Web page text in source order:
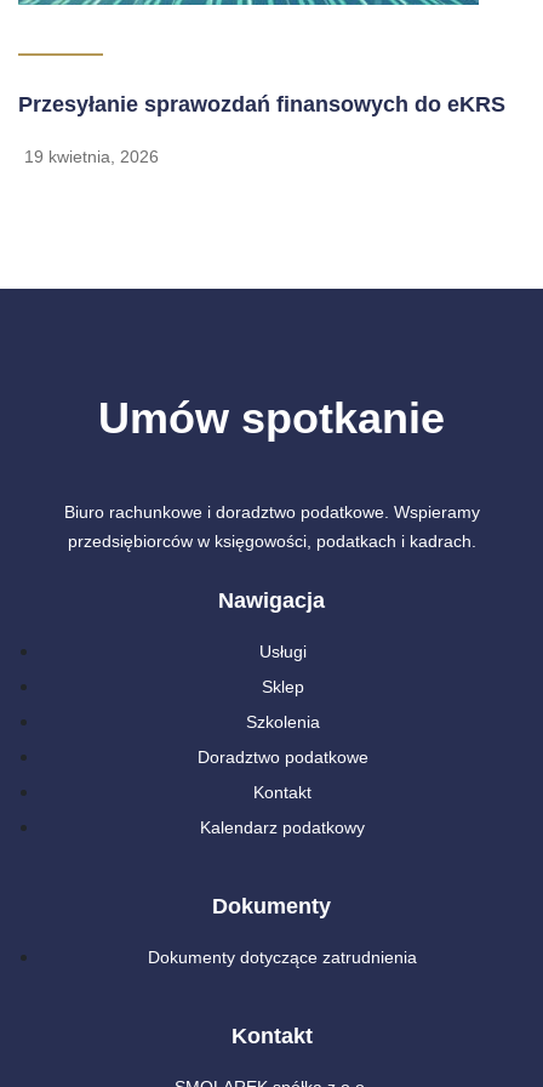
Przesyłanie sprawozdań finansowych do eKRS
19 kwietnia, 2026
Umów spotkanie
Biuro rachunkowe i doradztwo podatkowe. Wspieramy
przedsiębiorców w księgowości, podatkach i kadrach.
Nawigacja
Usługi
Sklep
Szkolenia
Doradztwo podatkowe
Kontakt
Kalendarz podatkowy
Dokumenty
Dokumenty dotyczące zatrudnienia
Kontakt